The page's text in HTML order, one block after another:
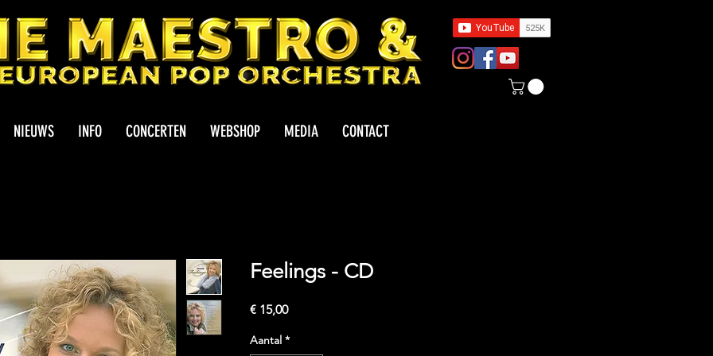
NIEUWS INFO CONCERTEN WEBSHOP MEDIA CONTACT
Feelings - CD
€ 15,00Prijs
Aantal *